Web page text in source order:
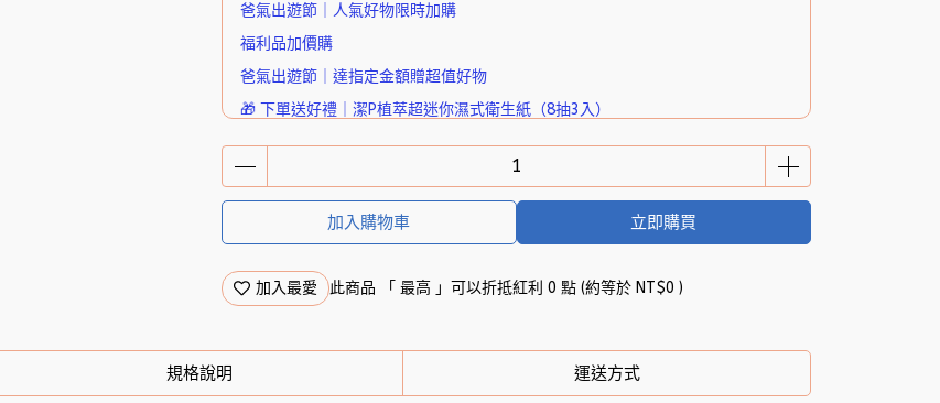
爸氣出遊節｜人氣好物限時加購
福利品加價購
爸氣出遊節｜達指定金額贈超值好物
🎁 下單送好禮｜潔P植萃超迷你濕式衛生紙（8抽3入）
加入購物車 立即購買
加入最愛 此商品 「 最高 」可以折抵紅利 0 點 (約等於 NT$0 )
規格說明 運送方式